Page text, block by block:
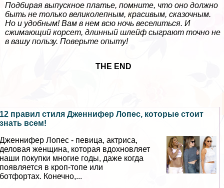
Подбирая выпускное платье, помните, что оно должно
быть не только великолепным, красивым, сказочным.
Но и удобным! Вам в нем всю ночь веселиться. И
сжимающий корсет, длинный шлейф сыграют точно не
в вашу пользу. Поверьте опыту!
THE END
12 правил стиля Дженнифер Лопес, которые стоит
знать всем!
Дженнифер Лопес - певица, актриса,
деловая женщина, которая вдохновляет
наши покупки многие годы, даже когда
появляется в кроп-топе или
ботфортах. Конечно,...